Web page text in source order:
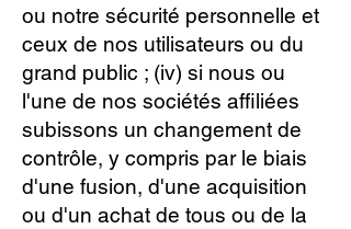
ou notre sécurité personnelle et
ceux de nos utilisateurs ou du
grand public ; (iv) si nous ou
l'une de nos sociétés affiliées
subissons un changement de
contrôle, y compris par le biais
d'une fusion, d'une acquisition
ou d'un achat de tous ou de la